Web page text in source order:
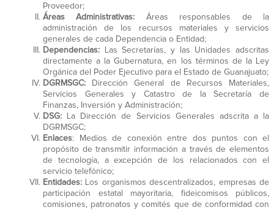
Proveedor;
Áreas Administrativas: Áreas responsables de la
administración de los recursos materiales y servicios
generales de cada Dependencia o Entidad;
Dependencias: Las Secretarías, y las Unidades adscritas
directamente a la Gubernatura, en los términos de la Ley
Orgánica del Poder Ejecutivo para el Estado de Guanajuato;
DGRMSGC: Dirección General de Recursos Materiales,
Servicios Generales y Catastro de la Secretaría de
Finanzas, Inversión y Administración;
DSG: La Dirección de Servicios Generales adscrita a la
DGRMSGC;
Enlaces: Medios de conexión entre dos puntos con el
propósito de transmitir información a través de elementos
de tecnología, a excepción de los relacionados con el
servicio telefónico;
Entidades: Los organismos descentralizados, empresas de
participación estatal mayoritaria, fideicomisos públicos,
comisiones, patronatos y comités que de conformidad con